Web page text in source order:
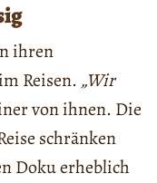
ihren
Reisen.„Wir
von ihnen. Die
schränken
Doku erheblich